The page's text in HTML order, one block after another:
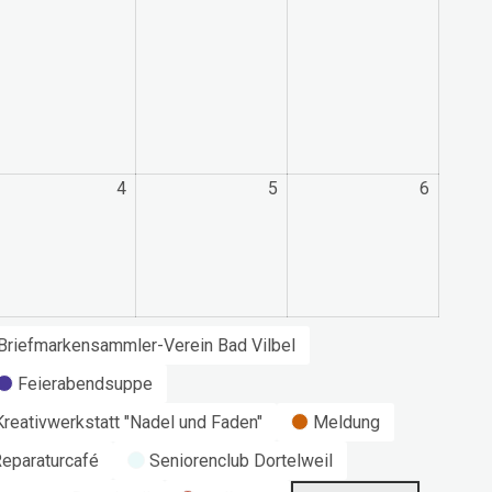
4 5 6
Verein Bad Vilbel
Feierabendsuppe
"Nadel und Faden"
Meldung
Seniorenclub Dortelweil